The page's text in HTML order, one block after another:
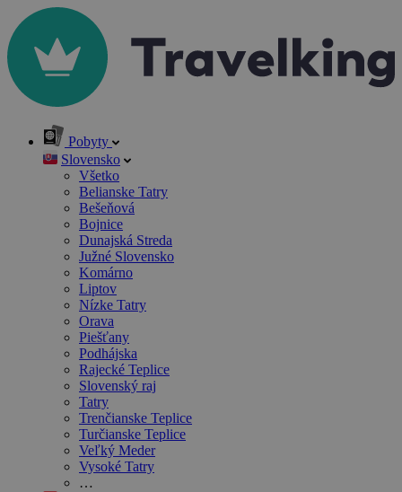
Pobyty
Slovensko
Všetko
Belianske Tatry
Bešeňová
Bojnice
Dunajská Streda
Južné Slovensko
Komárno
Liptov
Nízke Tatry
Orava
Piešťany
Podhájska
Rajecké Teplice
Slovenský raj
Tatry
Trenčianske Teplice
Turčianske Teplice
Veľký Meder
Vysoké Tatry
…